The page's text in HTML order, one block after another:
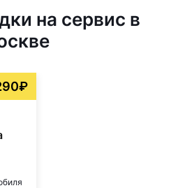
на сервис в